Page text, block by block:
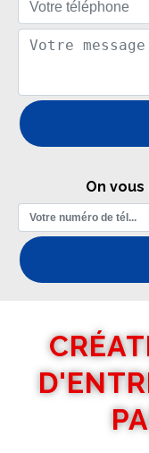
On